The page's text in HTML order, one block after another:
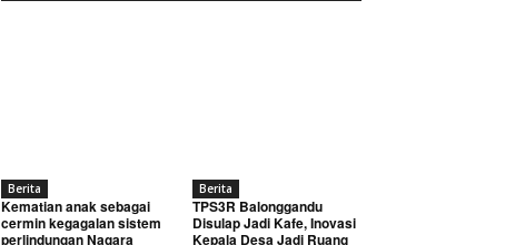
Berita
Kematian anak sebagai
cermin kegagalan sistem
perlindungan Nagara
Berita
TPS3R Balonggandu
Disulap Jadi Kafe, Inovasi
Kepala Desa Jadi Ruang